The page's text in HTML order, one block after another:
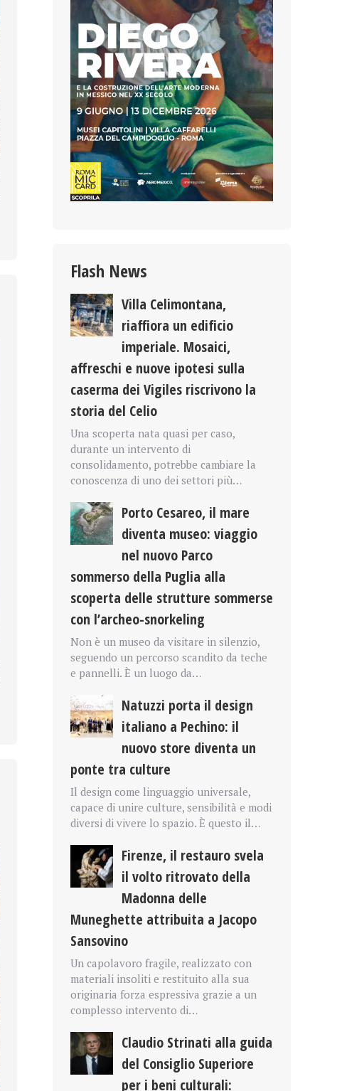
Flash News
Villa Celimontana,
riaffiora un edificio
imperiale. Mosaici,
affreschi e nuove ipotesi sulla
caserma dei Vigiles riscrivono la
storia del Celio
Una scoperta nata quasi per caso,
durante un intervento di
consolidamento, potrebbe cambiare la
conoscenza di uno dei settori più…
Porto Cesareo, il mare
diventa museo: viaggio
nel nuovo Parco
sommerso della Puglia alla
scoperta delle strutture sommerse
con l’archeo-snorkeling
Non è un museo da visitare in silenzio,
seguendo un percorso scandito da teche
e pannelli. È un luogo da…
Natuzzi porta il design
italiano a Pechino: il
nuovo store diventa un
ponte tra culture
Il design come linguaggio universale,
capace di unire culture, sensibilità e modi
diversi di vivere lo spazio. È questo il…
Firenze, il restauro svela
il volto ritrovato della
Madonna delle
Muneghette attribuita a Jacopo
Sansovino
Un capolavoro fragile, realizzato con
materiali insoliti e restituito alla sua
originaria forza espressiva grazie a un
complesso intervento di…
Claudio Strinati alla guida
del Consiglio Superiore
per i beni culturali: